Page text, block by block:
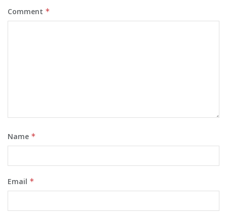
Comment *
Name *
Email *